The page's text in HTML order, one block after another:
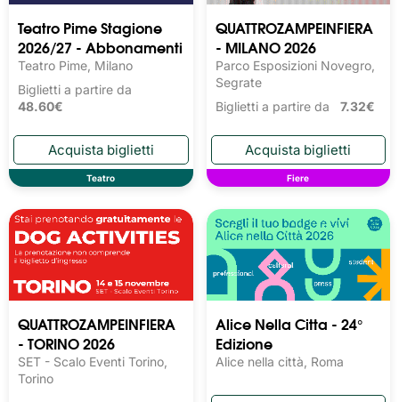
Teatro Pime Stagione
2026/27 - Abbonamenti
Teatro Pime, Milano
Biglietti a partire da
48.60€
Teatro
QUATTROZAMPEINFIERA
- MILANO 2026
Parco Esposizioni Novegro,
Segrate
Biglietti a partire da 7.32€
Fiere
QUATTROZAMPEINFIERA
- TORINO 2026
SET - Scalo Eventi Torino,
Torino
Alice Nella Citta - 24°
Edizione
Alice nella città, Roma